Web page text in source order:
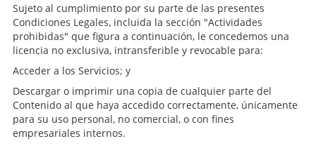
Sujeto al cumplimiento por su parte de las presentes
Condiciones Legales, incluida la sección "Actividades
prohibidas" que figura a continuación, le concedemos una
licencia no exclusiva, intransferible y revocable para:
Acceder a los Servicios; y
Descargar o imprimir una copia de cualquier parte del
Contenido al que haya accedido correctamente, únicamente
para su uso personal, no comercial, o con fines
empresariales internos.